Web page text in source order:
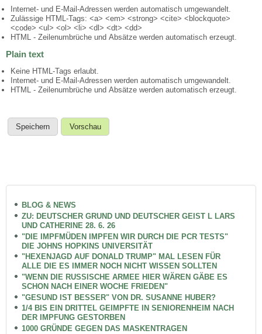
Internet- und E-Mail-Adressen werden automatisch umgewandelt.
Zulässige HTML-Tags: <a> <em> <strong> <cite> <blockquote>
<code> <ul> <ol> <li> <dl> <dt> <dd>
HTML - Zeilenumbrüche und Absätze werden automatisch erzeugt.
Plain text
Keine HTML-Tags erlaubt.
Internet- und E-Mail-Adressen werden automatisch umgewandelt.
HTML - Zeilenumbrüche und Absätze werden automatisch erzeugt.
BLOG & NEWS
ZU: DEUTSCHER GRUND UND DEUTSCHER GEIST L LARS
UND CATHERINE 28. 6. 26
"DIE IMPFMÜDEN IMPFEN WIR DURCH DIE PCR TESTS"
DIE JOHNS HOPKINS UNIVERSITÄT
"HEXENJAGD AUF DONALD TRUMP" MAL LESEN FÜR
ALLE DIE ES IMMER NOCH NICHT WISSEN SOLLTEN
"WENN DIE RUSSISCHE ARMEE HIER WÄREN GÄBE ES
SCHON NACH EINER WOCHE FRIEDEN"
"GESUND IST BESSER" VON DR. SUSANNE HUBER?
1/4 BIS EIN DRITTEL GEIMPFTE IN SENIORENHEIM NACH
DER IMPFUNG GESTORBEN
1000 GRÜNDE GEGEN DAS MASKENTRAGEN